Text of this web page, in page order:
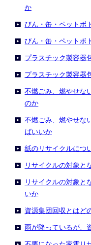
か
びん・缶・ペットボ
びん・缶・ペットボ
プラスチック製容器
プラスチック製容器
不燃ごみ、燃やせな
のか
不燃ごみ、燃やせな
ばいいか
紙のリサイクルにつ
リサイクルの対象と
リサイクルの対象と
いか
資源集団回収とはど
雨が降っているが、